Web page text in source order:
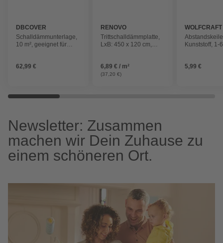
DBCOVER
Schalldämmunterlage,
10 m², geeignet für
62,99 €
RENOVO
Trittschalldämmplatte,
LxB: 450 x 120 cm,
6,89 € / m²
(37,20 €)
WOLFCRAFT
Kunststoff, 1-
5,99 €
Newsletter: Zusammen
machen wir Dein Zuhause zu
einem schöneren Ort.